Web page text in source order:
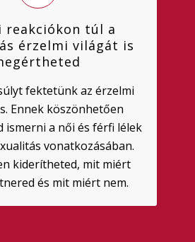
reakciókon túl a
érzelmi világát is
fektetünk az érzelmi
Ennek köszönhetően
ismerni a női és férfi lélek
vonatkozásában.
kiderítheted, mit miért
és mit miért nem.